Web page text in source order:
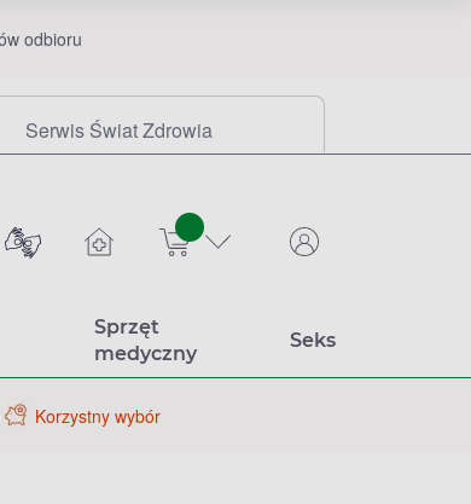
odbioru
Serwis Świat Zdrowia
sztuk
Sprzęt
medyczny
Seks
Korzystny wybór